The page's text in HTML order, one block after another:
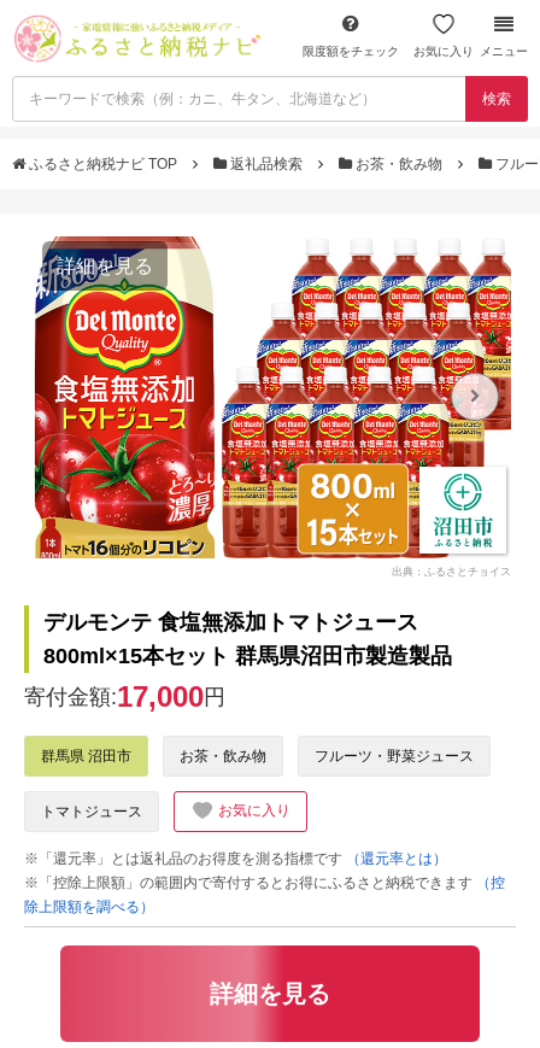
限度額をチェック お気に入り メニュー
検索
ふるさと納税ナビ TOP 返礼品検索 お茶・飲み物 フル
詳細を見る
出典：ふるさとチョイス
デルモンテ 食塩無添加トマトジュース
800ml×15本セット 群馬県沼田市製造製品
寄付金額:17,000円
群馬県 沼田市 お茶・飲み物 フルーツ・野菜ジュース
トマトジュース お気に入り
※「還元率」とは返礼品のお得度を測る指標です
（還元率とは）
※「控除上限額」の範囲内で寄付するとお得にふるさと納税できます
（控
除上限額を調べる）
詳細を見る